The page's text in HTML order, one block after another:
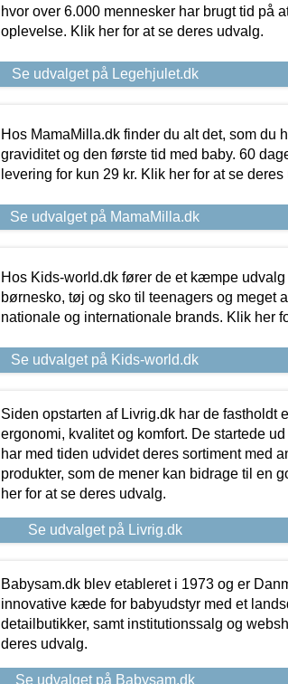
hvor over 6.000 mennesker har brugt tid på
oplevelse. Klik her for at se deres udvalg.
Se udvalget på Legehjulet.dk
Hos MamaMilla.dk finder du alt det, som du
graviditet og den første tid med baby. 60
levering for kun 29 kr. Klik her for at se deres
Se udvalget på MamaMilla.dk
Hos Kids-world.dk fører de et kæmpe
børnesko, tøj og sko til teenagers og meget
nationale og internationale brands. Klik her
Se udvalget på Kids-world.dk
Siden opstarten af Livrig.dk har de fastholdt
ergonomi, kvalitet og komfort. De startede
har med tiden udvidet deres sortiment med
produkter, som de mener kan bidrage til en
her for at se deres udvalg.
Se udvalget på Livrig.dk
Babysam.dk blev etableret i 1973 og er
innovative kæde for babyudstyr med et
detailbutikker, samt institutionssalg og
deres udvalg.
Se udvalget på Babysam.dk